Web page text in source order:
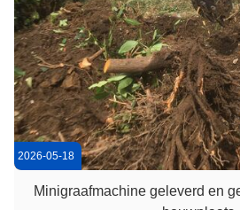
2026-05-18
Minigraafmachine geleverd en